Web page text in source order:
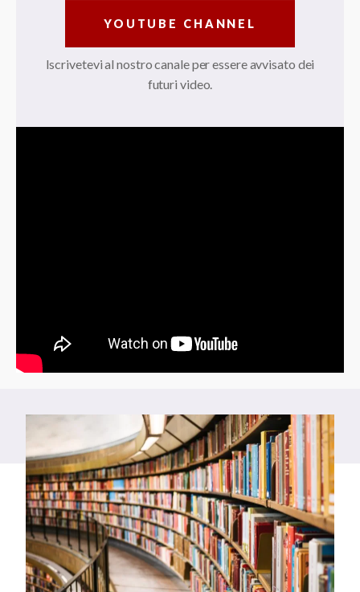
YOUTUBE CHANNEL
Iscrivetevi al nostro canale per essere avvisato dei
futuri video.